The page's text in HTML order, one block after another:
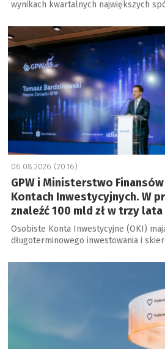
wynikach kwartalnych największych
a
06.08.2026 (20:16)
GPW i Ministerstwo
Kontach Inwestycyjnych. W
znaleźć 100 mld zł w trzy lata
Osobiste Konta Inwestycyjne (OKI)
długoterminowego inwestowania i
a